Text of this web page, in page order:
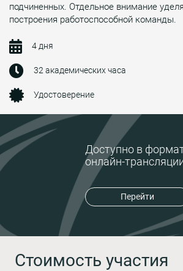
Доступно в
онлайн-
Перейти
подчиненных. Отдельное внимание
построения работоспособной команды.
4 дня
32 академических часа
Удостоверение
Стоимость участия